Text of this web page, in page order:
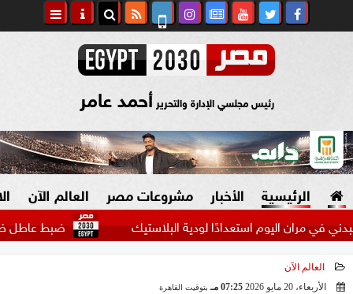
رئيس مجلسي الإدارة والتحرير أحمد عامر
الرئيسية الأخبار
السياسة
مشروعات مصر العالم الآن
ضبط عاطل ظهر في اليوم استعدادًا لودية البلاستيك
العالم الآن
الأربعاء، 20 مايو 2026
07:25 مـ بتوقيت القاهرة